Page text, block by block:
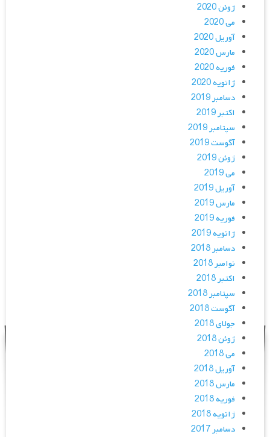
ژوئن 2020
می 2020
آوریل 2020
مارس 2020
فوریه 2020
ژانویه 2020
دسامبر 2019
اکتبر 2019
سپتامبر 2019
آگوست 2019
ژوئن 2019
می 2019
آوریل 2019
مارس 2019
فوریه 2019
ژانویه 2019
دسامبر 2018
نوامبر 2018
اکتبر 2018
سپتامبر 2018
آگوست 2018
جولای 2018
ژوئن 2018
می 2018
آوریل 2018
مارس 2018
فوریه 2018
ژانویه 2018
دسامبر 2017